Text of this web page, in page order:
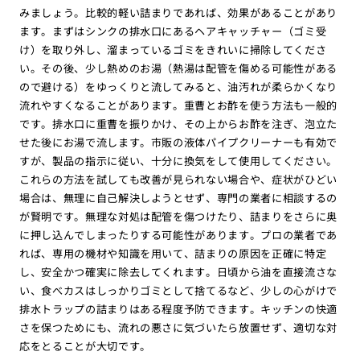
みましょう。比較的軽い詰まりであれば、効果があることがあり
ます。まずはシンクの排水口にあるヘアキャッチャー（ゴミ受
け）を取り外し、溜まっているゴミをきれいに掃除してくださ
い。その後、少し熱めのお湯（熱湯は配管を傷める可能性がある
ので避ける）をゆっくりと流してみると、油汚れが柔らかくなり
流れやすくなることがあります。重曹とお酢を使う方法も一般的
です。排水口に重曹を振りかけ、その上からお酢を注ぎ、泡立た
せた後にお湯で流します。市販の液体パイプクリーナーも有効で
すが、製品の指示に従い、十分に換気をして使用してください。
これらの方法を試しても改善が見られない場合や、症状がひどい
場合は、無理に自己解決しようとせず、専門の業者に相談するの
が賢明です。無理な対処は配管を傷つけたり、詰まりをさらに奥
に押し込んでしまったりする可能性があります。プロの業者であ
れば、専用の機材や知識を用いて、詰まりの原因を正確に特定
し、安全かつ確実に除去してくれます。日頃から油を直接流さな
い、食べカスはしっかりゴミとして捨てるなど、少しの心がけで
排水トラップの詰まりはある程度予防できます。キッチンの快適
さを保つためにも、流れの悪さに気づいたら放置せず、適切な対
応をとることが大切です。